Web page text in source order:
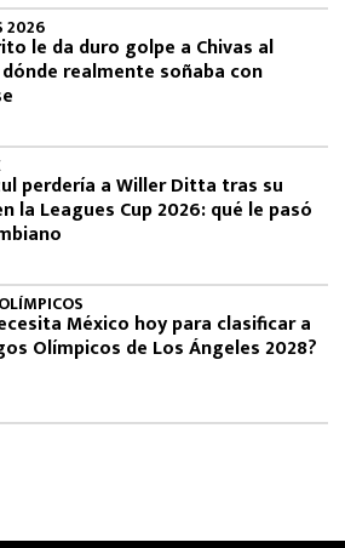
2026
le da duro golpe a Chivas al
realmente soñaba con
perdería a Willer Ditta tras su
la Leagues Cup 2026: qué le pasó
México hoy para clasificar a
Olímpicos de Los Ángeles 2028?